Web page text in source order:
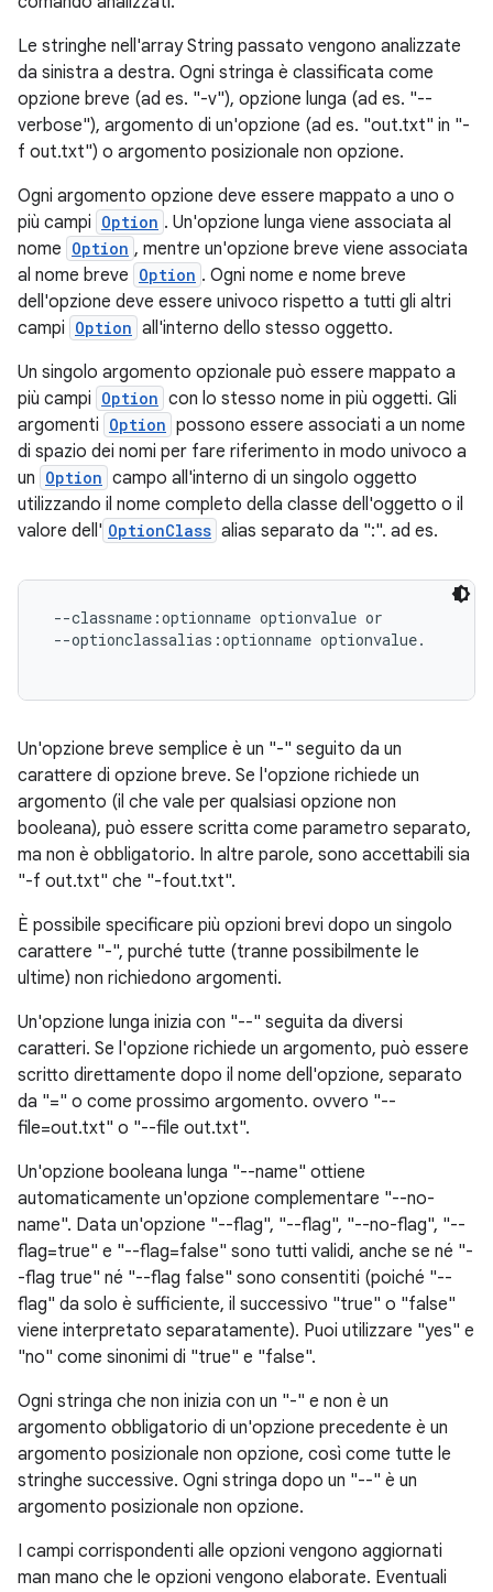
Le stringhe nell'array String passato vengono analizzate
da sinistra a destra. Ogni stringa è classificata come
opzione breve (ad es. "-v"), opzione lunga (ad es. "--
verbose"), argomento di un'opzione (ad es. "out.txt" in "-
f out.txt") o argomento posizionale non opzione.
Ogni argomento opzione deve essere mappato a uno o
più campi Option . Un'opzione lunga viene associata al
nome Option , mentre un'opzione breve viene associata
al nome breve Option . Ogni nome e nome breve
dell'opzione deve essere univoco rispetto a tutti gli altri
campi Option all'interno dello stesso oggetto.
Un singolo argomento opzionale può essere mappato a
più campi Option con lo stesso nome in più oggetti. Gli
argomenti Option possono essere associati a un nome
di spazio dei nomi per fare riferimento in modo univoco a
un Option campo all'interno di un singolo oggetto
utilizzando il nome completo della classe dell'oggetto o il
valore dell' OptionClass alias separato da ":". ad es.
--classname:optionname optionvalue or
--optionclassalias:optionname optionvalue.
Un'opzione breve semplice è un "-" seguito da un
carattere di opzione breve. Se l'opzione richiede un
argomento (il che vale per qualsiasi opzione non
booleana), può essere scritta come parametro separato,
ma non è obbligatorio. In altre parole, sono accettabili sia
"-f out.txt" che "-fout.txt".
È possibile specificare più opzioni brevi dopo un singolo
carattere "-", purché tutte (tranne possibilmente le
ultime) non richiedono argomenti.
Un'opzione lunga inizia con "--" seguita da diversi
caratteri. Se l'opzione richiede un argomento, può essere
scritto direttamente dopo il nome dell'opzione, separato
da "=" o come prossimo argomento. ovvero "--
file=out.txt" o "--file out.txt".
Un'opzione booleana lunga "--name" ottiene
automaticamente un'opzione complementare "--no-
name". Data un'opzione "--flag", "--flag", "--no-flag", "--
flag=true" e "--flag=false" sono tutti validi, anche se né "-
-flag true" né "--flag false" sono consentiti (poiché "--
flag" da solo è sufficiente, il successivo "true" o "false"
viene interpretato separatamente). Puoi utilizzare "yes" e
"no" come sinonimi di "true" e "false".
Ogni stringa che non inizia con un "-" e non è un
argomento obbligatorio di un'opzione precedente è un
argomento posizionale non opzione, così come tutte le
stringhe successive. Ogni stringa dopo un "--" è un
argomento posizionale non opzione.
I campi corrispondenti alle opzioni vengono aggiornati
man mano che le opzioni vengono elaborate. Eventuali